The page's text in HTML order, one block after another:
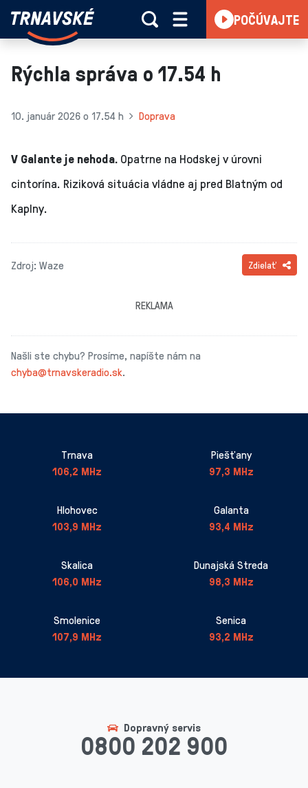
Skočiť na obsah
Trnavské
Vieme,
čo
deje
POČÚVAJTE
Rýchla správa o 17.54 h
10. január 2026 o 17.54 h Doprava
V Galante je nehoda. Opatrne na Hodskej v úrovni
cintorína. Riziková situácia vládne aj pred Blatným od
Kaplny.
Zdroj: Waze Zdielať
REKLAMA
Našli ste chybu? Prosíme, napíšte nám na
chyba@trnavskeradio.sk.
Trnava
106,2 MHz
Piešťany
97,3 MHz
Hlohovec
103,9 MHz
Galanta
93,4 MHz
Skalica
106,0 MHz
Dunajská Streda
98,3 MHz
Smolenice
107,9 MHz
Senica
93,2 MHz
Dopravný servis
0800 202 900